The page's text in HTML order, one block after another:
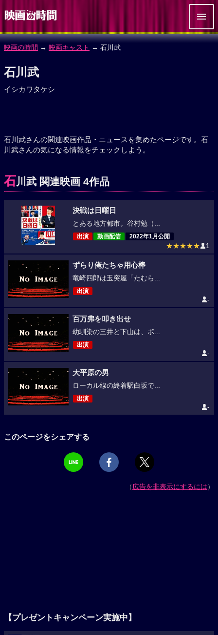
映画の時間 → 映画キャスト → 石川武
石川武
イシカワタケシ
石川武さんの関連映画作品・ニュースを集めたページです。石
川武さんの気になる情報をチェックしよう。
石川武 関連映画 4作品
決戦は日曜日
とある地方都市。谷村勉（...
出演 動画配信 2022年1月公開
★★★★★ 1
ずらり俺たちゃ用心棒
竜崎四郎は玉突屋「たむら...
出演
-
百万弗を叩き出せ
幼馴染の三井と下山は、ボ...
出演
-
大平原の男
ローカル線の終着駅白坂で...
出演
-
このページをシェアする
（広告を非表示にするには）
【プレゼントキャンペーン実施中】